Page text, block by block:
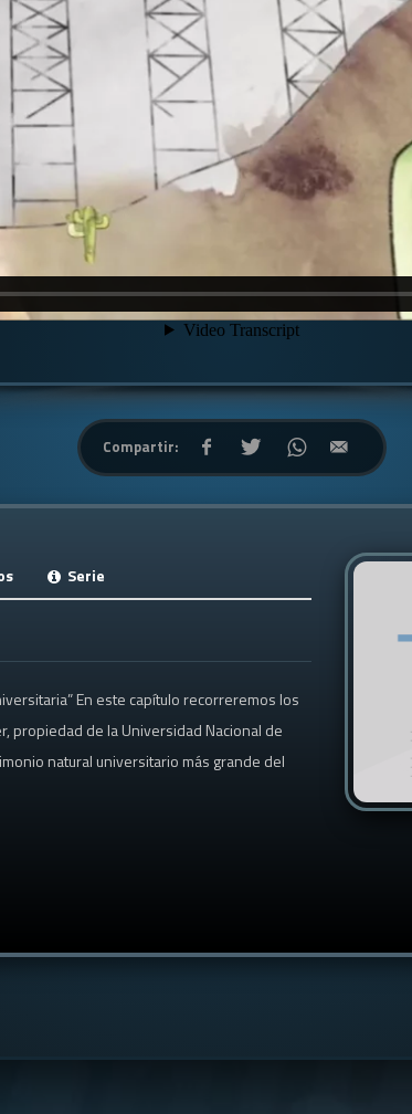
Compartir:
Serie
En este capítulo recorreremos los
propiedad de la Universidad Nacional de
natural universitario más grande del